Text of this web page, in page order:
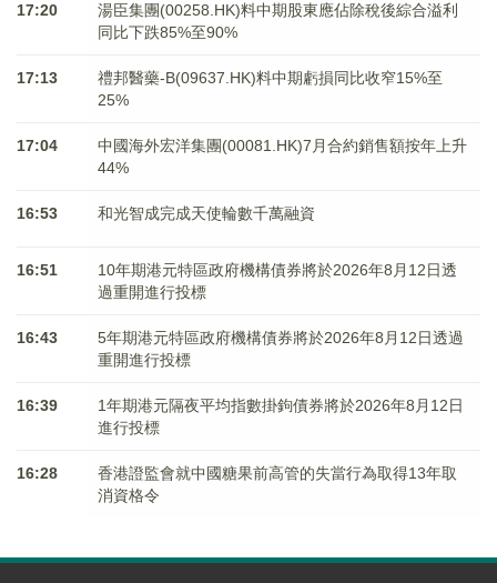
17:20
湯臣集團(00258.HK)料中期股東應佔除稅後綜合溢利
同比下跌85%至90%
17:13
禮邦醫藥-B(09637.HK)料中期虧損同比收窄15%至
25%
17:04
中國海外宏洋集團(00081.HK)7月合約銷售額按年上升
44%
16:53 和光智成完成天使輪數千萬融資
16:51
10年期港元特區政府機構債券將於2026年8月12日透
過重開進行投標
16:43
5年期港元特區政府機構債券將於2026年8月12日透過
重開進行投標
16:39
1年期港元隔夜平均指數掛鉤債券將於2026年8月12日
進行投標
16:28
香港證監會就中國糖果前高管的失當行為取得13年取
消資格令